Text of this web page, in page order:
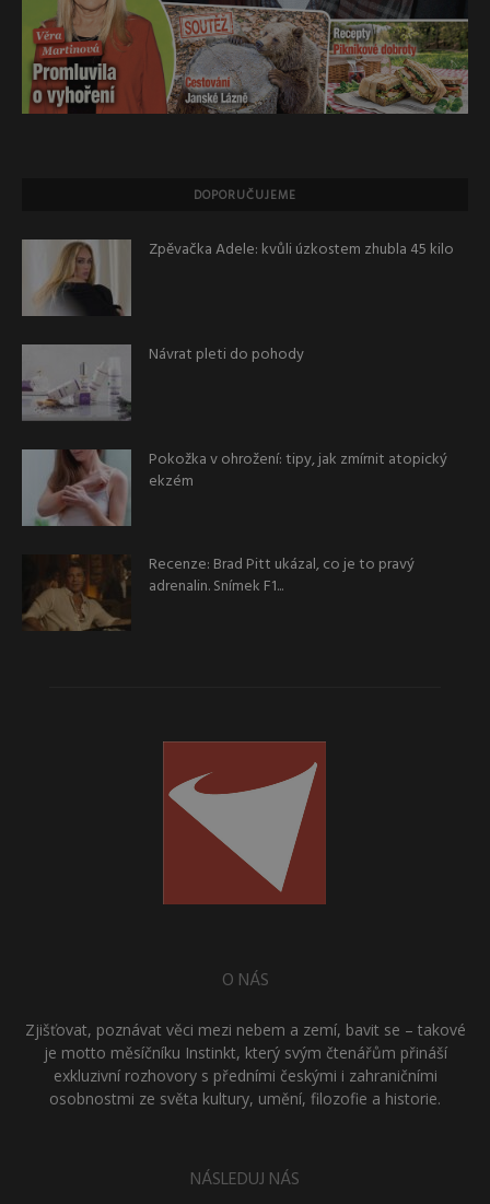
DOPORUČUJEME
Zpěvačka Adele: kvůli úzkostem zhubla 45 kilo
Návrat pleti do pohody
Pokožka v ohrožení: tipy, jak zmírnit atopický
ekzém
Recenze: Brad Pitt ukázal, co je to pravý
adrenalin. Snímek F1...
O NÁS
Zjišťovat, poznávat věci mezi nebem a zemí, bavit se – takové
je motto měsíčníku Instinkt, který svým čtenářům přináší
exkluzivní rozhovory s předními českými i zahraničními
osobnostmi ze světa kultury, umění, filozofie a historie.
NÁSLEDUJ NÁS